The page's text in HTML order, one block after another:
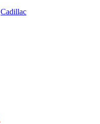
Cadillac